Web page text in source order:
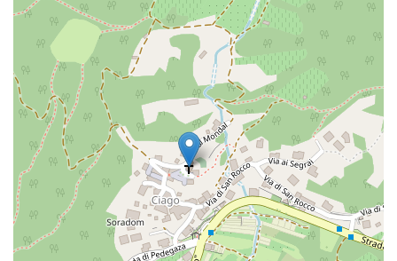
I mulini di Ciago
Il capitello di San Rocco e Ciago
Interno della chiesa di Ciago
La Madonna Pellegrina a Ciago